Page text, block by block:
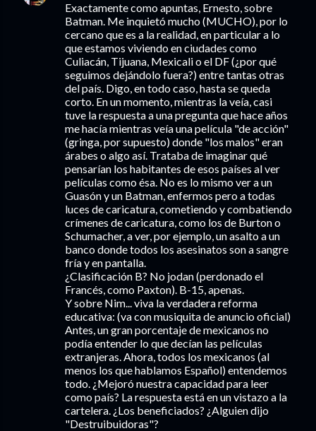
Exactamente como apuntas, Ernesto, sobre
Batman. Me inquietó mucho (MUCHO), por lo
cercano que es a la realidad, en particular a lo
que estamos viviendo en ciudades como
Culiacán, Tijuana, Mexicali o el DF (¿por qué
seguimos dejándolo fuera?) entre tantas otras
del país. Digo, en todo caso, hasta se queda
corto. En un momento, mientras la veía, casi
tuve la respuesta a una pregunta que hace años
me hacía mientras veía una película "de acción"
(gringa, por supuesto) donde "los malos" eran
árabes o algo así. Trataba de imaginar qué
pensarían los habitantes de esos países al ver
películas como ésa. No es lo mismo ver a un
Guasón y un Batman, enfermos pero a todas
luces de caricatura, cometiendo y combatiendo
crímenes de caricatura, como los de Burton o
Schumacher, a ver, por ejemplo, un asalto a un
banco donde todos los asesinatos son a sangre
fría y en pantalla.
¿Clasificación B? No jodan (perdonado el
Francés, como Paxton). B-15, apenas.
Y sobre Nim... viva la verdadera reforma
educativa: (va con musiquita de anuncio oficial)
Antes, un gran porcentaje de mexicanos no
podía entender lo que decían las películas
extranjeras. Ahora, todos los mexicanos (al
menos los que hablamos Español) entendemos
todo. ¿Mejoró nuestra capacidad para leer
como país? La respuesta está en un vistazo a la
cartelera. ¿Los beneficiados? ¿Alguien dijo
"Destruibuidoras"?